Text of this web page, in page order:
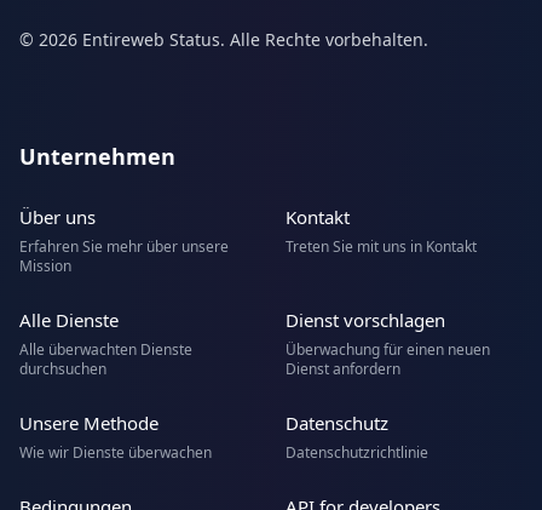
© 2026 Entireweb Status. Alle Rechte vorbehalten.
Unternehmen
Über uns
Erfahren Sie mehr über unsere
Mission
Kontakt
Treten Sie mit uns in Kontakt
Alle Dienste
Alle überwachten Dienste
durchsuchen
Dienst vorschlagen
Überwachung für einen neuen
Dienst anfordern
Unsere Methode
Wie wir Dienste überwachen
Datenschutz
Datenschutzrichtlinie